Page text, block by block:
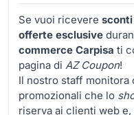
Se vuoi ricevere sconti
offerte esclusive
commerce Carpisa ti
pagina di AZ Coupon!
Il nostro staff monitora
promozionali che lo
riserva ai clienti web